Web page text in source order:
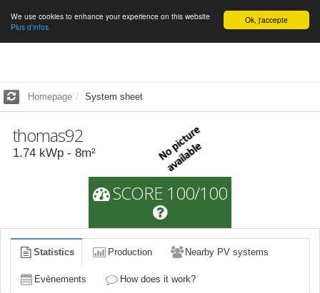
English Ok, j'accepte
We use cookies to enhance your experience on this website
Plus d'infos.
Homepage System sheet
thomas92
1.74 kWp - 8m²
SCORE 100/100
Statistics Production Nearby PV systems
Evènements How does it work?